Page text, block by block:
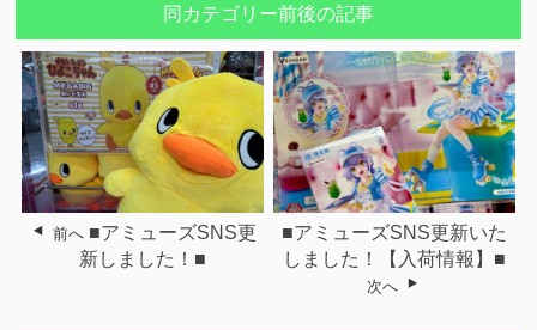
同カテゴリー前後の記事
前へ ■アミューズSNS更
新しました！■
■アミューズSNS更新いた
しました！【入荷情報】■
次へ